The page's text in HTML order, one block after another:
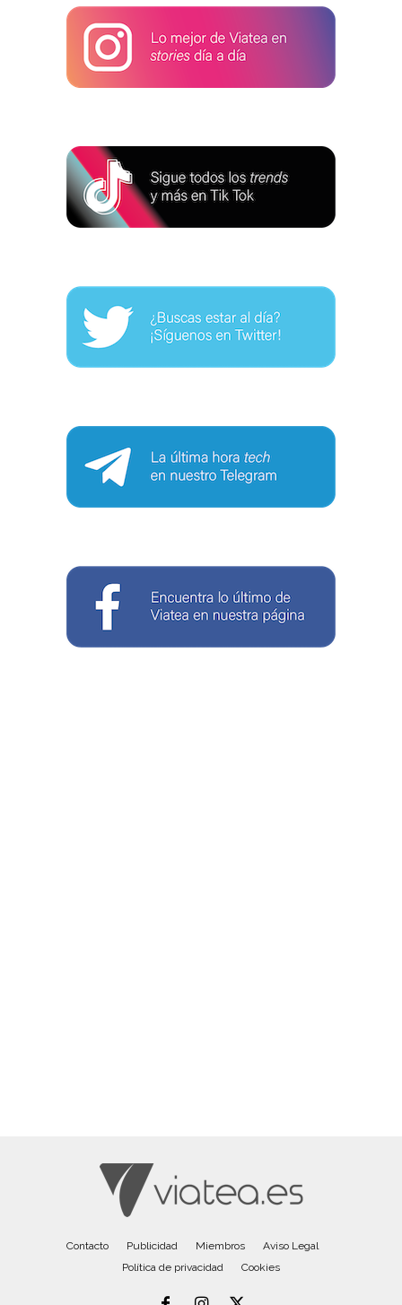
Contacto Publicidad Miembros
Aviso Legal
Política de privacidad
Cookies